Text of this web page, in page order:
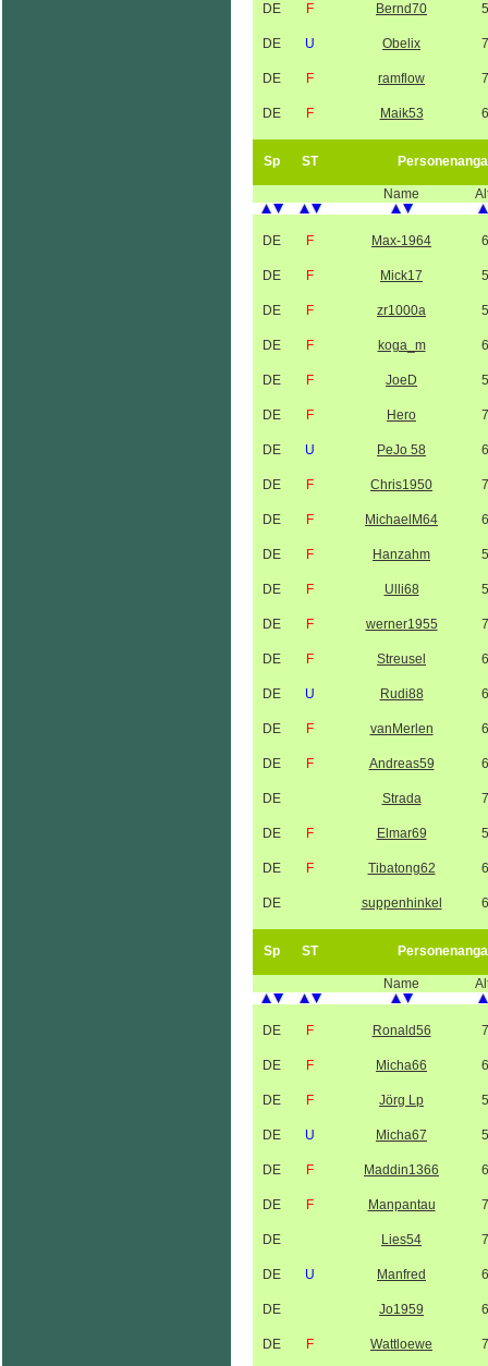
DE F Bernd70
DE U Obelix
DE F ramflow
DE F Maik53
Sp ST
Name
DE F Max-1964
DE F Mick17
DE F zr1000a
DE F koga_m
DE F JoeD
DE F Hero
DE U PeJo 58
DE F Chris1950
DE F MichaelM64
DE F Hanzahm
DE F Ulli68
DE F werner1955
DE F Streusel
DE U Rudi88
DE F vanMerlen
DE F Andreas59
DE Strada
DE F Elmar69
DE F Tibatong62
DE suppenhinkel
Sp ST
Name
DE F Ronald56
DE F Micha66
DE F Jörg Lp
DE U Micha67
DE F Maddin1366
DE F Manpantau
DE Lies54
DE U Manfred
DE Jo1959
DE F Wattloewe